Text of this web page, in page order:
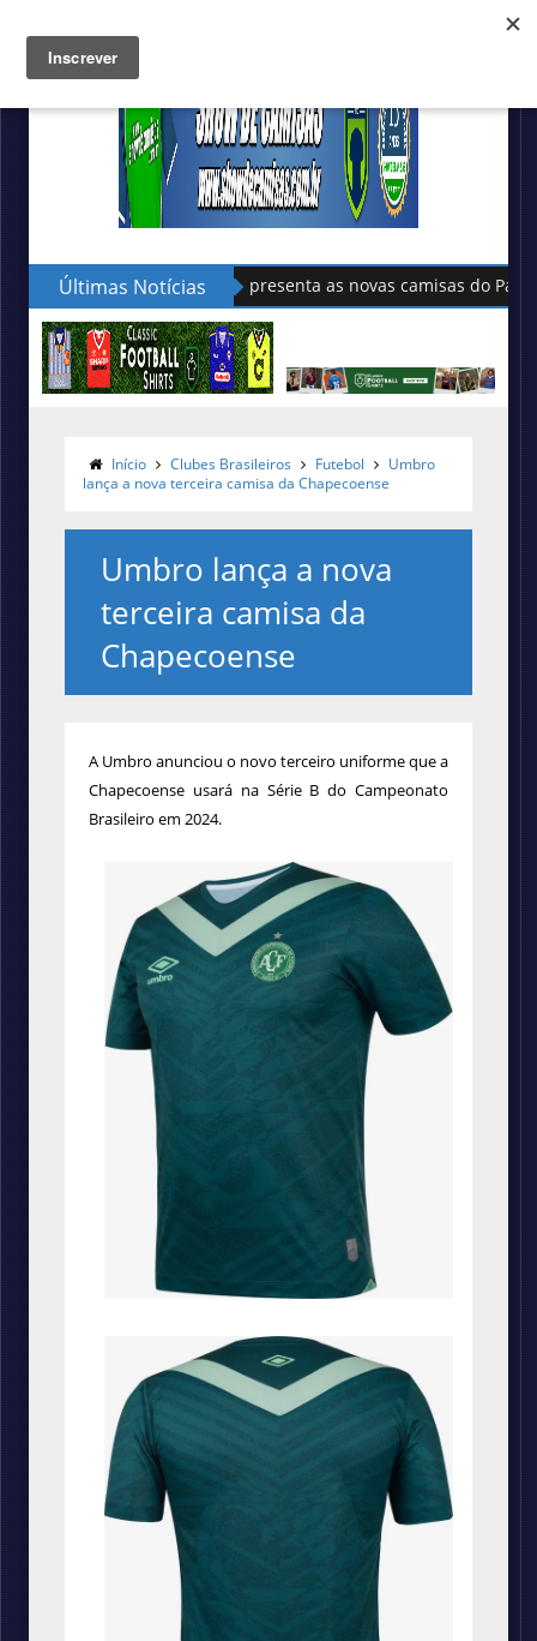
Últimas Notícias
Sudu apresenta as novas camisas do País de Gales
Início Clubes Brasileiros Futebol
Umbro
lança a nova terceira camisa da Chapecoense
Umbro lança a nova
terceira camisa da
Chapecoense
A Umbro anunciou o novo terceiro uniforme que a
Chapecoense usará na Série B do Campeonato
Brasileiro em 2024.